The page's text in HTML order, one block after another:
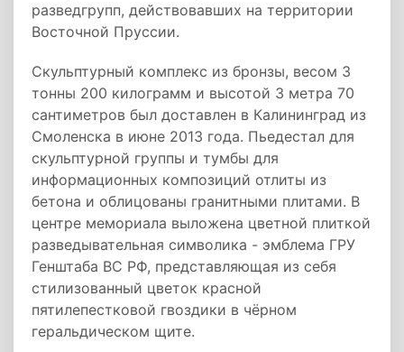
разведгрупп, действовавших на территории
Восточной Пруссии.
Скульптурный комплекс из бронзы, весом 3
тонны 200 килограмм и высотой 3 метра 70
сантиметров был доставлен в Калининград из
Смоленска в июне 2013 года. Пьедестал для
скульптурной группы и тумбы для
информационных композиций отлиты из
бетона и облицованы гранитными плитами. В
центре мемориала выложена цветной плиткой
разведывательная символика - эмблема ГРУ
Генштаба ВС РФ, представляющая из себя
стилизованный цветок красной
пятилепестковой гвоздики в чёрном
геральдическом щите.